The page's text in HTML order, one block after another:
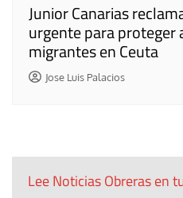
Junior Canarias
urgente para proteger
migrantes en Ceuta
Jose Luis Palacios
Lee Noticias Obreras en